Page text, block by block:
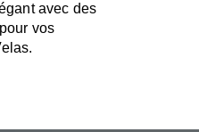
avec des
vos